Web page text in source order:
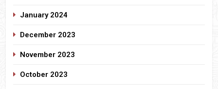
January 2024
December 2023
November 2023
October 2023